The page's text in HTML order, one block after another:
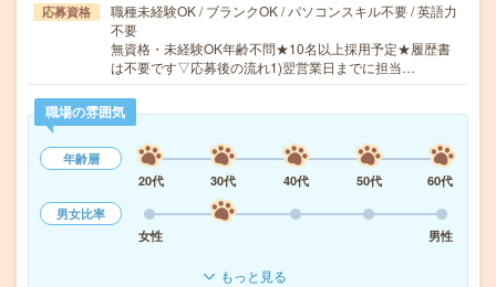
応募資格
職種未経験OK / ブランクOK / パソコンスキル不要 / 英語力
不要
無資格・未経験OK年齢不問★10名以上採用予定★履歴書
は不要です▽応募後の流れ1)翌営業日までに担当…
職場の雰囲気
年齢層
20代
30代 40代 50代
60代
男女比率
女性
男性
もっと見る